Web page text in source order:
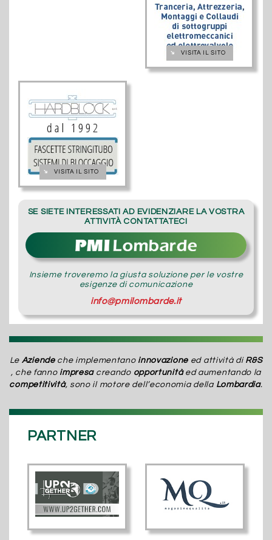
➔ VISITA IL SITO
➔ VISITA IL SITO
SE SIETE INTERESSATI AD EVIDENZIARE LA VOSTRA
ATTIVITÀ CONTATTATECI
Insieme troveremo la giusta soluzione per le vostre
esigenze di comunicazione
info@pmilombarde.it
Le Aziendeche implementano innovazione ed attività di R&S
, che fanno impresacreando opportunitàed aumentando la
competitività, sono il motore dell’economia della Lombardia.
PARTNER